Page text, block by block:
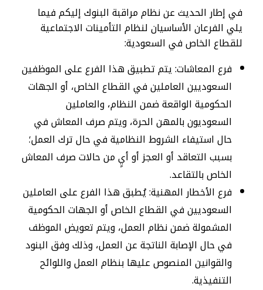
في إطار الحديث عن نظام مراقبة البنوك إليكم فيما
يلي الفرعان الأساسيان لنظام التأمينات الاجتماعية
للقطاع الخاص في السعودية:
فرع المعاشات: يتم تطبيق هذا الفرع على الموظفين
السعوديين العاملين في القطاع الخاص، أو الجهات
الحكومية الواقعة ضمن النظام، والعاملين
السعوديون بالمهن الحرة، ويتم صرف المعاش في
حال استيفاء الشروط النظامية في حال ترك العمل؛
بسبب التعاقد أو العجز أو أيٍ من حالات صرف المعاش
الخاص بالتقاعد.
فرع الأخطار المهنية: يُطبق هذا الفرع على العاملين
السعوديين في القطاع الخاص أو الجهات الحكومية
المشمولة ضمن نظام العمل، ويتم تعويض الموظف
في حال الإصابة الناتجة عن العمل، وذلك وفق البنود
والقوانين المنصوص عليها بنظام العمل واللوائح
التنفيذية.